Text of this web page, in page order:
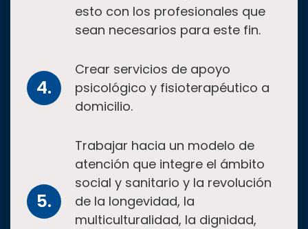
esto con los profesionales que
sean necesarios para este fin.
Crear servicios de apoyo
psicológico y fisioterapéutico a
domicilio.
Trabajar hacia un modelo de
atención que integre el ámbito
social y sanitario y la revolución
de la longevidad, la
multiculturalidad, la dignidad,